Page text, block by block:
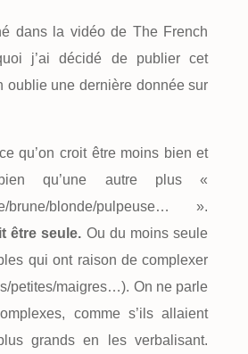
dans la vidéo de The French
j’ai décidé de publier cet
oublie une dernière donnée sur
qu’on croit être moins bien et
qu’une autre plus «
brune/blonde/pulpeuse… ».
être seule. Ou du moins seule
qui ont raison de complexer
petites/maigres…). On ne parle
comme s’ils allaient
grands en les verbalisant.